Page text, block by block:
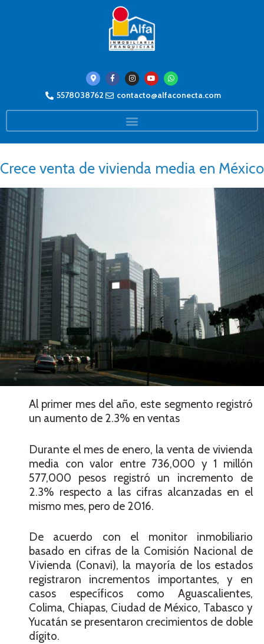
5578038762 contacto@alfaconecta.com
Crece venta de vivienda media en México
Al primer mes del año, este segmento registró
un aumento de 2.3% en ventas
Durante el mes de enero, la venta de vivienda
media con valor entre 736,000 y 1 millón
577,000 pesos registró un incremento de
2.3% respecto a las cifras alcanzadas en el
mismo mes, pero de 2016.
De acuerdo con el monitor inmobiliario
basado en cifras de la Comisión Nacional de
Vivienda (Conavi), la mayoría de los estados
registraron incrementos importantes, y en
casos específicos como Aguascalientes,
Colima, Chiapas, Ciudad de México, Tabasco y
Yucatán se presentaron crecimientos de doble
dígito.